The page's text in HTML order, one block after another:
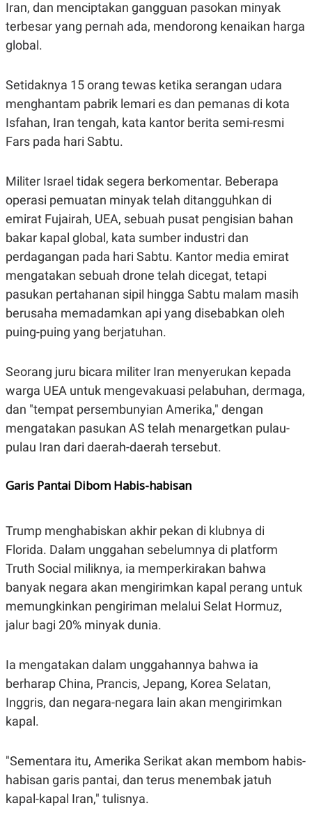
S
A
T
A
A
G
E
K
O
N
T
N
L
I
P
S
S
JARINGAN
K
N
T
A
N
C
D
Y
P
E
S
S
R
L
E
A
.
D
L
N
G
A
T
A
K
K
N
E
E
E
N
E
P
P
E
R
A
D
E
T
I
G
K
M
I
.
I
D
Iran, dan menciptakan gangguan pasokan minyak
terbesar yang pernah ada, mendorong kenaikan harga
global.
Setidaknya 15 orang tewas ketika serangan udara
menghantam pabrik lemari es dan pemanas di kota
Isfahan, Iran tengah, kata kantor berita semi-resmi
Fars pada hari Sabtu.
Militer Israel tidak segera berkomentar. Beberapa
operasi pemuatan minyak telah ditangguhkan di
emirat Fujairah, UEA, sebuah pusat pengisian bahan
bakar kapal global, kata sumber industri dan
perdagangan pada hari Sabtu. Kantor media emirat
mengatakan sebuah drone telah dicegat, tetapi
pasukan pertahanan sipil hingga Sabtu malam masih
berusaha memadamkan api yang disebabkan oleh
puing-puing yang berjatuhan.
Seorang juru bicara militer Iran menyerukan kepada
warga UEA untuk mengevakuasi pelabuhan, dermaga,
dan "tempat persembunyian Amerika," dengan
mengatakan pasukan AS telah menargetkan pulau-
pulau Iran dari daerah-daerah tersebut.
Garis Pantai Dibom Habis-habisan
Trump menghabiskan akhir pekan di klubnya di
Florida. Dalam unggahan sebelumnya di platform
Truth Social miliknya, ia memperkirakan bahwa
banyak negara akan mengirimkan kapal perang untuk
memungkinkan pengiriman melalui Selat Hormuz,
jalur bagi 20% minyak dunia.
Ia mengatakan dalam unggahannya bahwa ia
berharap China, Prancis, Jepang, Korea Selatan,
Inggris, dan negara-negara lain akan mengirimkan
kapal.
"Sementara itu, Amerika Serikat akan membom habis-
habisan garis pantai, dan terus menembak jatuh
kapal-kapal Iran," tulisnya.